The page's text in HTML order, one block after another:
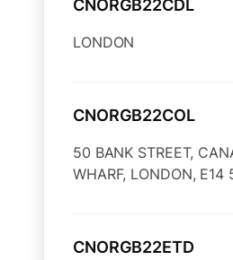
CNORGB22CDL
LONDON
CNORGB22COL
50 BANK STREET,
WHARF, LONDON, E14
CNORGB22ETD